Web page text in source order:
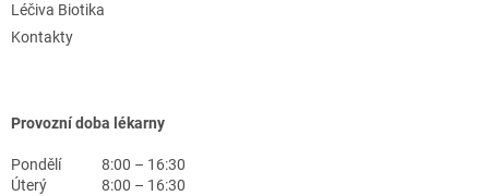
Léčiva Biotika
Kontakty
Provozní doba lékarny
Pondělí
8:00 – 16:30
Úterý
8:00 – 16:30